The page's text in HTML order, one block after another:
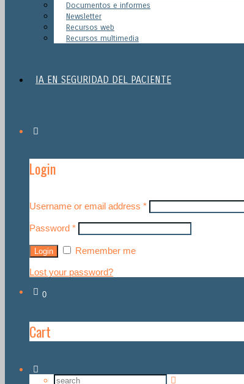
Documentos e informes
Newsletter
Recursos web
Recursos multimedia
IA EN SEGURIDAD DEL PACIENTE
Login
Username or email address *
Password *
Remember me
Lost your password?
0
Cart